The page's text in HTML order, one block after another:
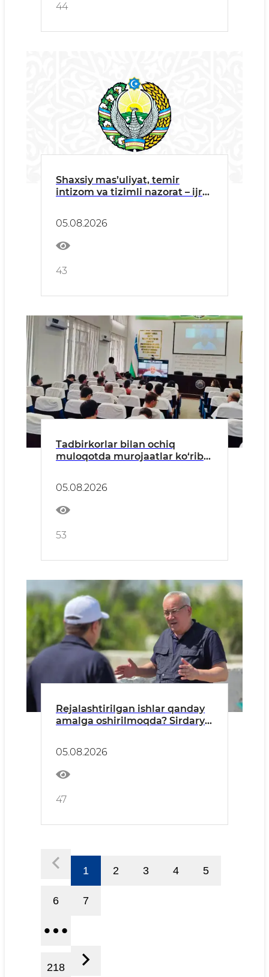
44
Shaxsiy mas’uliyat, temir
intizom va tizimli nazorat – ijro
05.08.2026
43
Tadbirkorlar bilan ochiq
muloqotda murojaatlar ko‘rib
05.08.2026
53
Rejalashtirilgan ishlar qanday
amalga oshirilmoqda? Sirdaryo
05.08.2026
47
1 2 3 4 5
6 7
218